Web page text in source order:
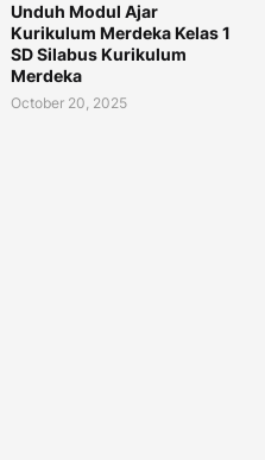
Unduh Modul Ajar
Kurikulum Merdeka Kelas 1
SD Silabus Kurikulum
Merdeka
October 20, 2025